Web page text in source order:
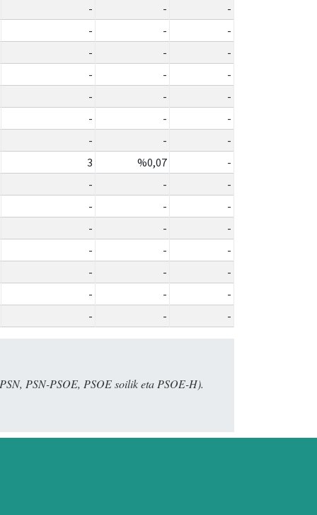
- -
-
- -
-
- -
-
- -
-
- -
-
- -
-
- -
-
3 %0,07
-
- -
-
- -
-
- -
-
- -
-
- -
-
- -
-
- - -
PSN-PSOE, PSOE soilik eta PSOE-H).